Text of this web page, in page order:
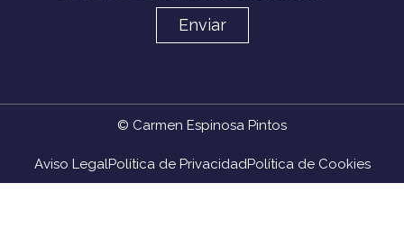
Enviar
© Carmen Espinosa Pintos
Aviso LegalPolítica de PrivacidadPolítica de Cookies